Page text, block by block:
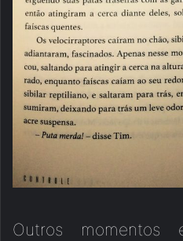
Outros momentos